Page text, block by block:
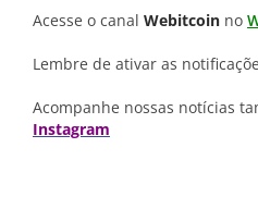
Acesse o canal Webitcoin no
Lembre de ativar as
Acompanhe nossas notícias
Instagram